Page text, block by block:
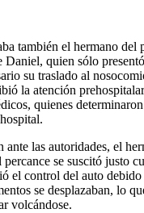
también el hermano del
Daniel, quien sólo
su traslado al
la atención
quienes
las autoridades, el
se suscitó justo
el control del auto
se desplazaban, lo
volcándose.